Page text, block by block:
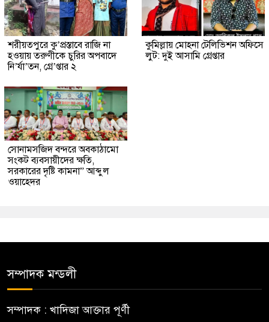
শরীয়তপুরে কু’প্রস্তাবে রাজি না
হওয়ায় তরুণীকে চুরির অপবাদে
নি’র্যা’তন, গ্রে’প্তার ২
কুমিল্লায় মোহনা টেলিভিশন অফিসে
লুট: দুই আসামি গ্রেপ্তার
সোনামসজিদ বন্দরে অবকাঠামো
সংকট ব্যবসায়ীদের ক্ষতি,
সরকারের দৃষ্টি কামনা” আব্দুল
ওয়াহেদর
সম্পাদক মন্ডলী
সম্পাদক : খাদিজা আক্তার পূর্ণী